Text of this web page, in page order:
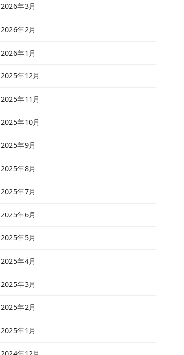
2026年3月
2026年2月
2026年1月
2025年12月
2025年11月
2025年10月
2025年9月
2025年8月
2025年7月
2025年6月
2025年5月
2025年4月
2025年3月
2025年2月
2025年1月